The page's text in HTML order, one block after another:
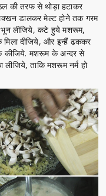
की तरफ से थोड़ा हटाकर
डालकर मेल्ट होने तक गरम
लीजिये, कटे हुये मशरूम,
मिला दीजिये, और इन्हैं ढककर
कीजिये. मशरूम के अन्दर से
ताकि मशरूम नर्म हो